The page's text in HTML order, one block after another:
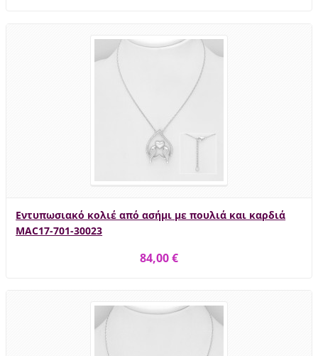
Εντυπωσιακό κολιέ από ασήμι με πουλιά και καρδιά
MAC17-701-30023
84,00 €